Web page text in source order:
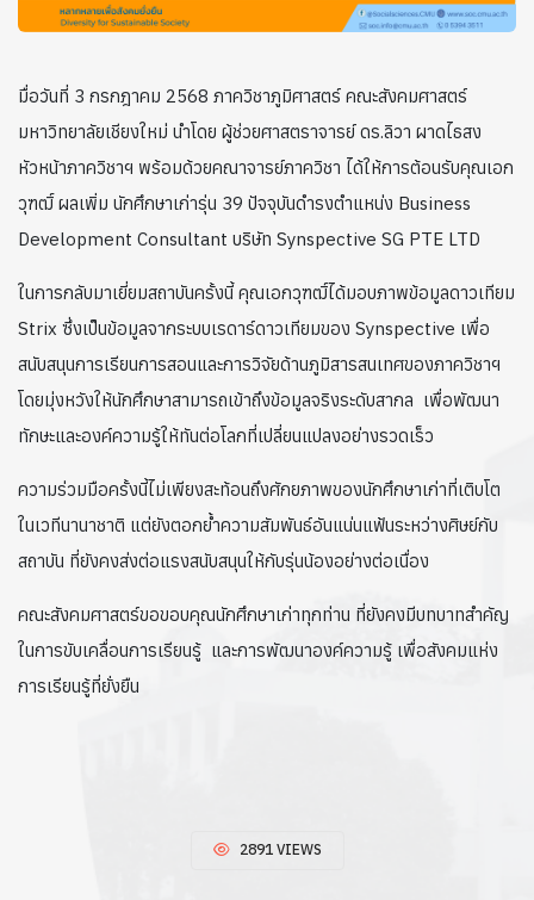
มื่อวันที่ 3 กรกฎาคม 2568 ภาควิชาภูมิศาสตร์ คณะสังคมศาสตร์
มหาวิทยาลัยเชียงใหม่ นำโดย ผู้ช่วยศาสตราจารย์ ดร.ลิวา ผาดไธสง
หัวหน้าภาควิชาฯ พร้อมด้วยคณาจารย์ภาควิชา ได้ให้การต้อนรับคุณเอก
วุฑฒิ์ ผลเพิ่ม นักศึกษาเก่ารุ่น 39 ปัจจุบันดำรงตำแหน่ง Business
Development Consultant บริษัท Synspective SG PTE LTD
ในการกลับมาเยี่ยมสถาบันครั้งนี้ คุณเอกวุฑฒิ์ได้มอบภาพข้อมูลดาวเทียม
Strix ซึ่งเป็นข้อมูลจากระบบเรดาร์ดาวเทียมของ Synspective เพื่อ
สนับสนุนการเรียนการสอนและการวิจัยด้านภูมิสารสนเทศของภาควิชาฯ
โดยมุ่งหวังให้นักศึกษาสามารถเข้าถึงข้อมูลจริงระดับสากล เพื่อพัฒนา
ทักษะและองค์ความรู้ให้ทันต่อโลกที่เปลี่ยนแปลงอย่างรวดเร็ว
ความร่วมมือครั้งนี้ไม่เพียงสะท้อนถึงศักยภาพของนักศึกษาเก่าที่เติบโต
ในเวทีนานาชาติ แต่ยังตอกย้ำความสัมพันธ์อันแน่นแฟ้นระหว่างศิษย์กับ
สถาบัน ที่ยังคงส่งต่อแรงสนับสนุนให้กับรุ่นน้องอย่างต่อเนื่อง
คณะสังคมศาสตร์ขอขอบคุณนักศึกษาเก่าทุกท่าน ที่ยังคงมีบทบาทสำคัญ
ในการขับเคลื่อนการเรียนรู้ และการพัฒนาองค์ความรู้ เพื่อสังคมแห่ง
การเรียนรู้ที่ยั่งยืน
2891 VIEWS